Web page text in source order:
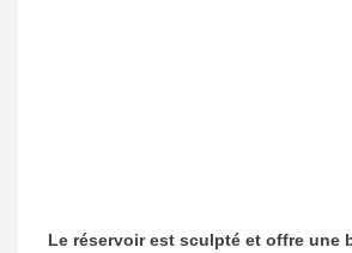
Le réservoir est sculpté et offre une